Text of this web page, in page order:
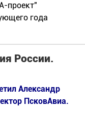
проект"
года
России.
Александр
ПсковАвиа.